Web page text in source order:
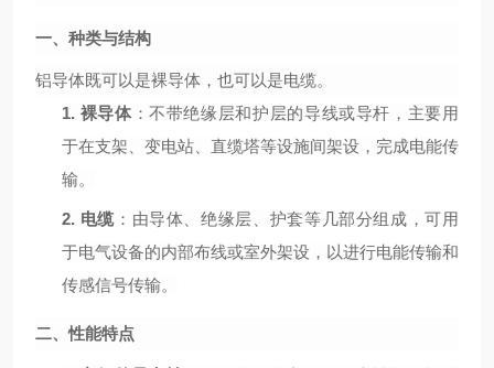
一、种类与结构
铝导体既可以是裸导体，也可以是电缆。
1. 裸导体：不带绝缘层和护层的导线或导杆，主要用
于在支架、变电站、直缆塔等设施间架设，完成电能传
输。
2. 电缆：由导体、绝缘层、护套等几部分组成，可用
于电气设备的内部布线或室外架设，以进行电能传输和
传感信号传输。
二、性能特点